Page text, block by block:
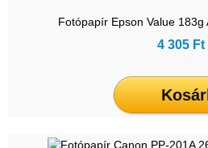
Fotópapír Epson Value 183g
4 305 Ft